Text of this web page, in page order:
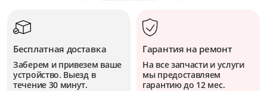
Бесплатная доставка
Заберем и привезем ваше
устройство. Выезд в
течение 30 минут.
Гарантия на ремонт
На все запчасти и услуги
мы предоставляем
гарантию до 12 мес.